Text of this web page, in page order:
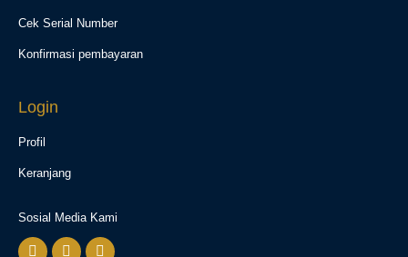
Cek Serial Number
Konfirmasi pembayaran
Login
Profil
Keranjang
Sosial Media Kami